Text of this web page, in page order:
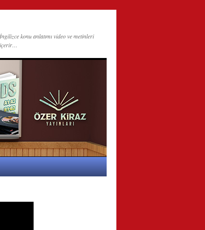
İngilizce konu anlatımı video ve metinleri
içerir…